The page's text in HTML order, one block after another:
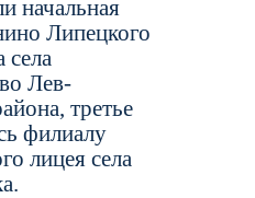
начальная
Липецкого
села
Лев-
третье
филиалу
лицея села